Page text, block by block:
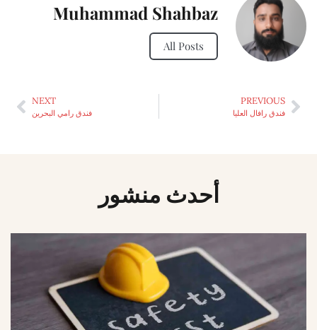
Muhammad Shahbaz
All Posts
PREVIOUS
فندق رافال العليا
NEXT
فندق رامي البحرين
أحدث منشور